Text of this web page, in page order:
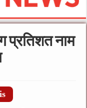
प्रतिशत नाम